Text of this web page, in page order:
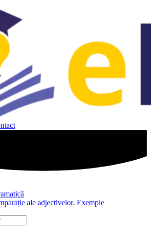
ale adjectivelor. Exemple